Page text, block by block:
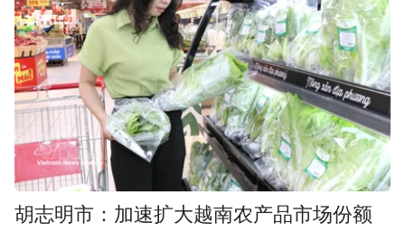
胡志明市：加速扩大越南农产品市场份额